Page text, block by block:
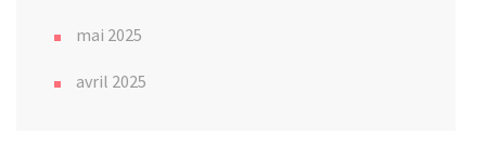
mai 2025
avril 2025